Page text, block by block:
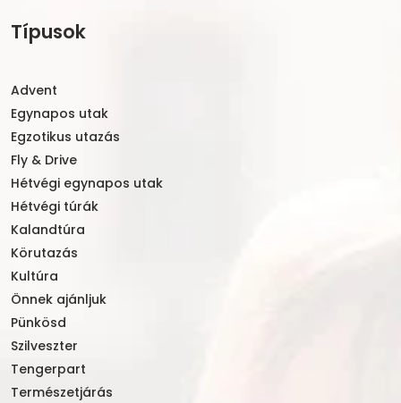
Típusok
Advent
Egynapos utak
Egzotikus utazás
Fly & Drive
Hétvégi egynapos utak
Hétvégi túrák
Kalandtúra
Körutazás
Kultúra
Önnek ajánljuk
Pünkösd
Szilveszter
Tengerpart
Természetjárás